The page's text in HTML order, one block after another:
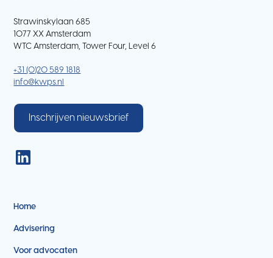
Strawinskylaan 685
1077 XX Amsterdam
WTC Amsterdam, Tower Four, Level 6
+31 (0)20 589 1818
info@kwps.nl
Inschrijven nieuwsbrief
Home
Advisering
Voor advocaten